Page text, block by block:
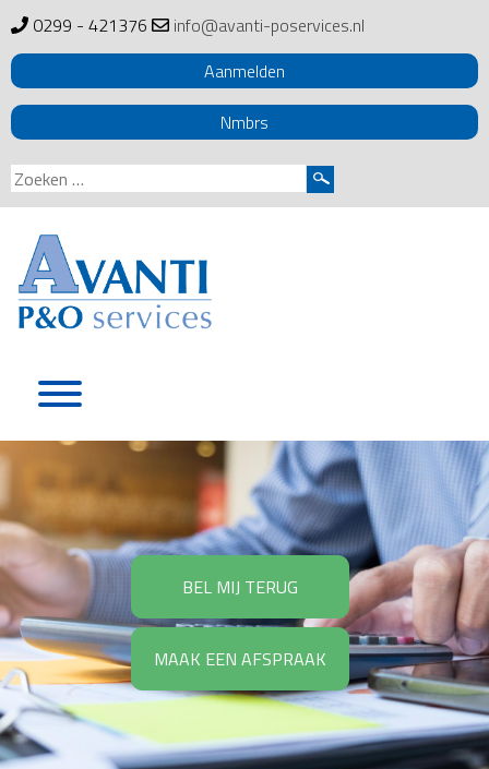
0299 - 421376
info@avanti-poservices.nl
Aanmelden
Nmbrs
Zoeken
naar:
BEL MIJ TERUG
MAAK EEN AFSPRAAK